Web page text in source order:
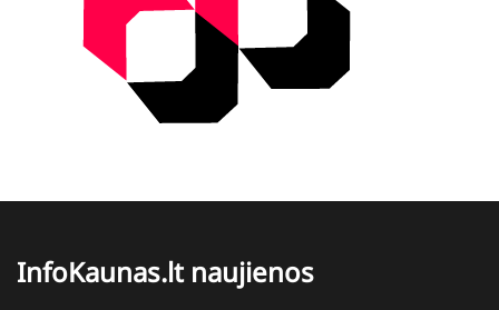
InfoKaunas.lt naujienos